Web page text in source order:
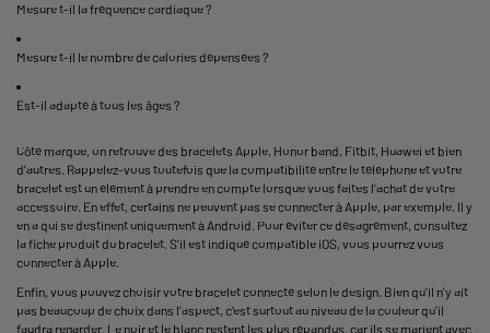
Mesure t-il la fréquence cardiaque ?
Mesure t-il le nombre de calories dépensées ?
Est-il adapté à tous les âges ?
Côté marque, on retrouve des bracelets Apple, Honor band, Fitbit, Huawei et bien
d’autres. Rappelez-vous toutefois que la compatibilité entre le téléphone et votre
bracelet est un élément à prendre en compte lorsque vous faites l’achat de votre
accessoire. En effet, certains ne peuvent pas se connecter à Apple, par exemple. Il y
en a qui se destinent uniquement à Android. Pour éviter ce désagrément, consultez
la fiche produit du bracelet. S’il est indiqué compatible iOS, vous pourrez vous
connecter à Apple.
Enfin, vous pouvez choisir votre bracelet connecté selon le design. Bien qu’il n’y ait
pas beaucoup de choix dans l’aspect, c’est surtout au niveau de la couleur qu’il
faudra regarder. Le noir et le blanc restent les plus répandus, car ils se marient avec